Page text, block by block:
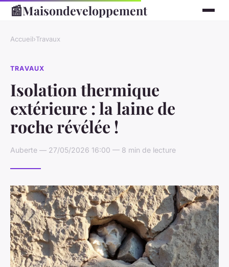
📰Maisondeveloppement
Accueil›Travaux
TRAVAUX
Isolation thermique
extérieure : la laine de
roche révélée !
Auberte — 27/05/2026 16:00 — 8 min de lecture